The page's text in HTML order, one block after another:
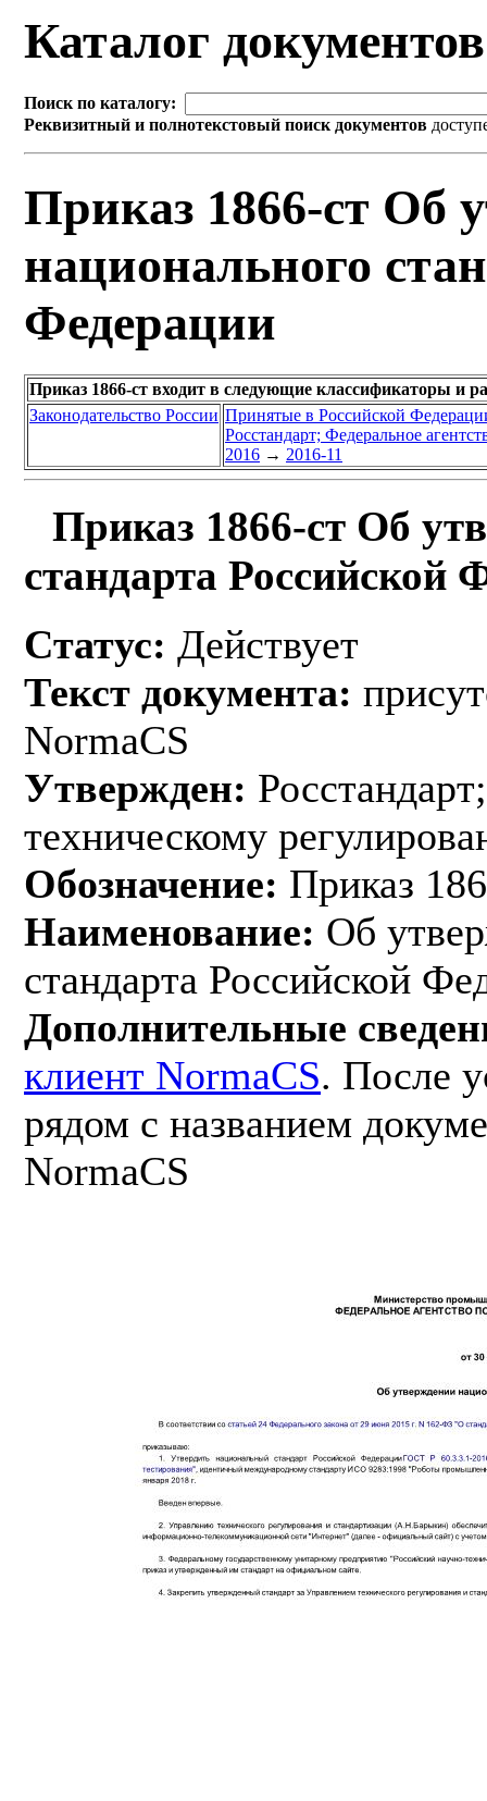
Каталог
Поиск по каталогу:
Реквизитный и полнотекстовый поиск документов
Приказ 1866-ст Об
национального
Федерации
Приказ 1866-ст входит в следующие классификаторы и
Законодательство России Принятые в Российской
Росстандарт; Федеральное
2016 → 2016-11
Приказ 1866-ст Об
стандарта Российской
Статус: Действует
Текст документа:
NormaCS
Утвержден:
техническому
Обозначение: Приказ
Наименование: Об
стандарта Российской
Дополнительные
клиент NormaCS. После
рядом с названием
NormaCS